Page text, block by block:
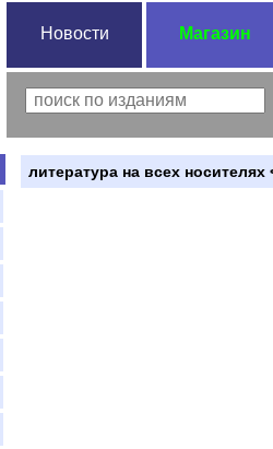
Новости Магазин
литература на всех носителях